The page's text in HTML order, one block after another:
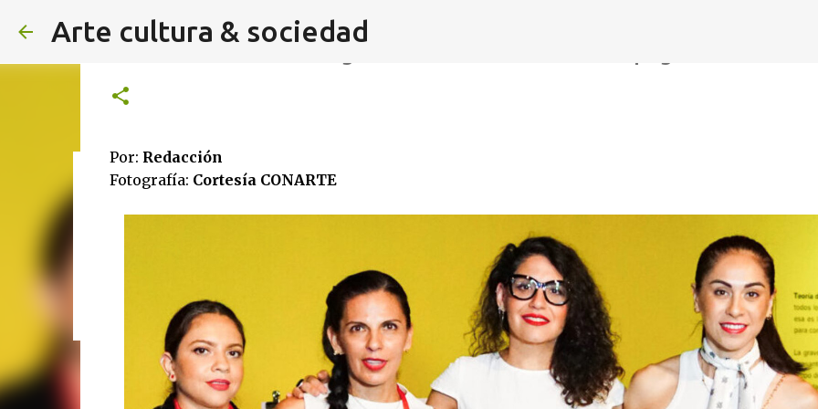
Arte cultura & sociedad
ALEXA DE HOYOS | El arte de hacer cine sin excusas | ROBERTO
Agosto 2026
Por: Redacción
Fotografía: Cortesía CONARTE